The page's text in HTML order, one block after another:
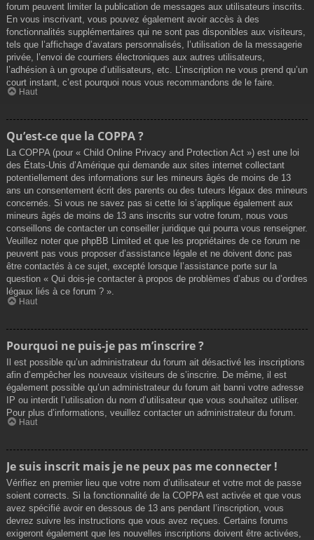
forum peuvent limiter la publication de messages aux utilisateurs inscrits.
En vous inscrivant, vous pouvez également avoir accès à des
fonctionnalités supplémentaires qui ne sont pas disponibles aux visiteurs,
tels que l’affichage d’avatars personnalisés, l’utilisation de la messagerie
privée, l’envoi de courriers électroniques aux autres utilisateurs,
l’adhésion à un groupe d’utilisateurs, etc. L’inscription ne vous prend qu’un
court instant, c’est pourquoi nous vous recommandons de le faire.
Haut
Qu’est-ce que la COPPA ?
La COPPA (pour « Child Online Privacy and Protection Act ») est une loi
des États-Unis d’Amérique qui demande aux sites internet collectant
potentiellement des informations sur les mineurs âgés de moins de 13
ans un consentement écrit des parents ou des tuteurs légaux des mineurs
concernés. Si vous ne savez pas si cette loi s’applique également aux
mineurs âgés de moins de 13 ans inscrits sur votre forum, nous vous
conseillons de contacter un conseiller juridique qui pourra vous renseigner.
Veuillez noter que phpBB Limited et que les propriétaires de ce forum ne
peuvent pas vous proposer d’assistance légale et ne doivent donc pas
être contactés à ce sujet, excepté lorsque l’assistance porte sur la
question « Qui dois-je contacter à propos de problèmes d’abus ou d’ordres
légaux liés à ce forum ? ».
Haut
Pourquoi ne puis-je pas m’inscrire ?
Il est possible qu’un administrateur du forum ait désactivé les inscriptions
afin d’empêcher les nouveaux visiteurs de s’inscrire. De même, il est
également possible qu’un administrateur du forum ait banni votre adresse
IP ou interdit l’utilisation du nom d’utilisateur que vous souhaitez utiliser.
Pour plus d’informations, veuillez contacter un administrateur du forum.
Haut
Je suis inscrit mais je ne peux pas me connecter !
Vérifiez en premier lieu que votre nom d’utilisateur et votre mot de passe
soient corrects. Si la fonctionnalité de la COPPA est activée et que vous
avez spécifié avoir en dessous de 13 ans pendant l’inscription, vous
devrez suivre les instructions que vous avez reçues. Certains forums
exigeront également que les nouvelles inscriptions doivent être activées,